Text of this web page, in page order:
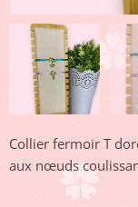
Collier fermoir T
aux nœuds